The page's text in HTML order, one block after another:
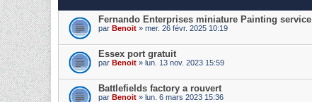
Fernando Enterprises miniature Painting service
par Benoit » mer. 26 févr. 2025 10:19
Essex port gratuit
par Benoit » lun. 13 nov. 2023 15:59
Battlefields factory a rouvert
par Benoit » lun. 6 mars 2023 15:36